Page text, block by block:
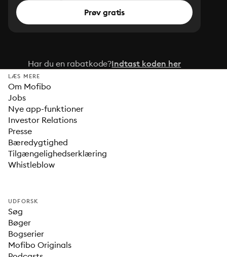
Prøv gratis
Har du en rabatkode?Indtast koden her
LÆS MERE
Om Mofibo
Jobs
Nye app-funktioner
Investor Relations
Presse
Bæredygtighed
Tilgængelighedserklæring
Whistleblow
UDFORSK
Søg
Bøger
Bogserier
Mofibo Originals